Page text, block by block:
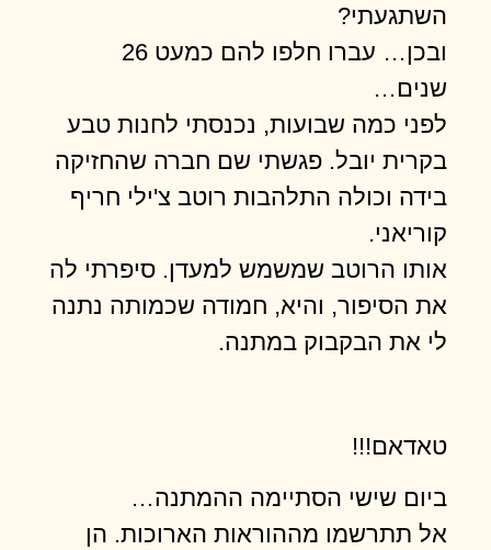
השתגעתי?
ובכן… עברו חלפו להם כמעט 26
שנים…
לפני כמה שבועות, נכנסתי לחנות טבע
בקרית יובל. פגשתי שם חברה שהחזיקה
בידה וכולה התלהבות רוטב צ'ילי חריף
קוריאני.
אותו הרוטב שמשמש למעדן. סיפרתי לה
את הסיפור, והיא, חמודה שכמותה נתנה
לי את הבקבוק במתנה.
טאדאם!!!
ביום שישי הסתיימה ההמתנה…
אל תתרשמו מההוראות הארוכות. הן